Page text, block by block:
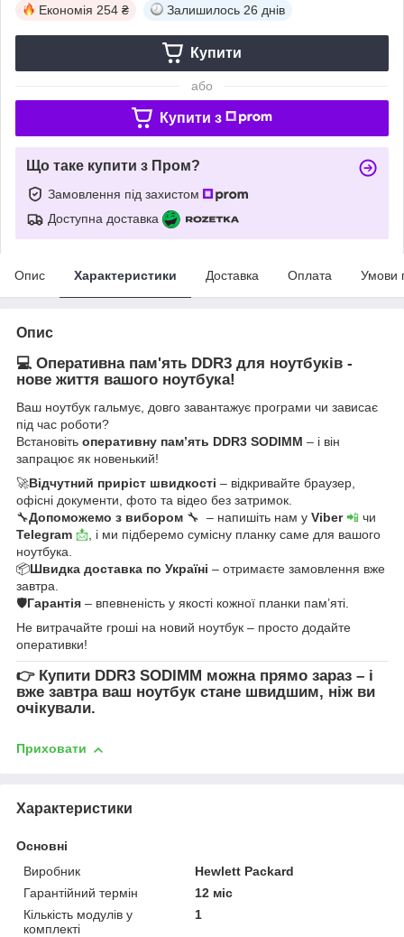
Економія 254 ₴ Залишилось 26 днів
Купити
або
Купити з
Що таке купити з Пром?
Замовлення під захистом
Доступна доставка
Опис Характеристики Доставка Оплата Умови
Опис
💻 Оперативна пам'ять DDR3 для ноутбуків -
нове життя вашого ноутбука!
Ваш ноутбук гальмує, довго завантажує програми чи зависає
під час роботи?
Встановіть оперативну пам’ять DDR3 SODIMM – і він
запрацює як новенький!
🚀Відчутний приріст швидкості – відкривайте браузер,
офісні документи, фото та відео без затримок.
🔧Допоможемо з вибором 🔧 – напишіть нам у Viber📲 чи
Telegram 📩 , і ми підберемо сумісну планку саме для вашого
ноутбука.
📦Швидка доставка по Україні – отримаєте замовлення вже
завтра.
🛡Гарантія – впевненість у якості кожної планки пам’яті.
Не витрачайте гроші на новий ноутбук – просто додайте
оперативки!
👉 Купити DDR3 SODIMM можна прямо зараз – і
вже завтра ваш ноутбук стане швидшим, ніж ви
очікували.
Приховати
Характеристики
Основні
Виробник
Hewlett Packard
Гарантійний термін
12 міс
Кількість модулів у
комплекті
1